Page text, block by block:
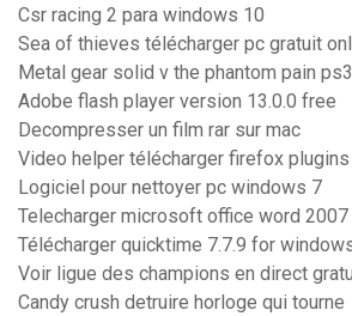
Csr racing 2 para windows 10
Sea of thieves télécharger pc gratuit
Metal gear solid v the phantom pain
Adobe flash player version 13.0.0 free
Decompresser un film rar sur mac
Video helper télécharger firefox plugins
Logiciel pour nettoyer pc windows 7
Telecharger microsoft office word
Télécharger quicktime 7.7.9 for
Voir ligue des champions en direct
Candy crush detruire horloge qui tourne